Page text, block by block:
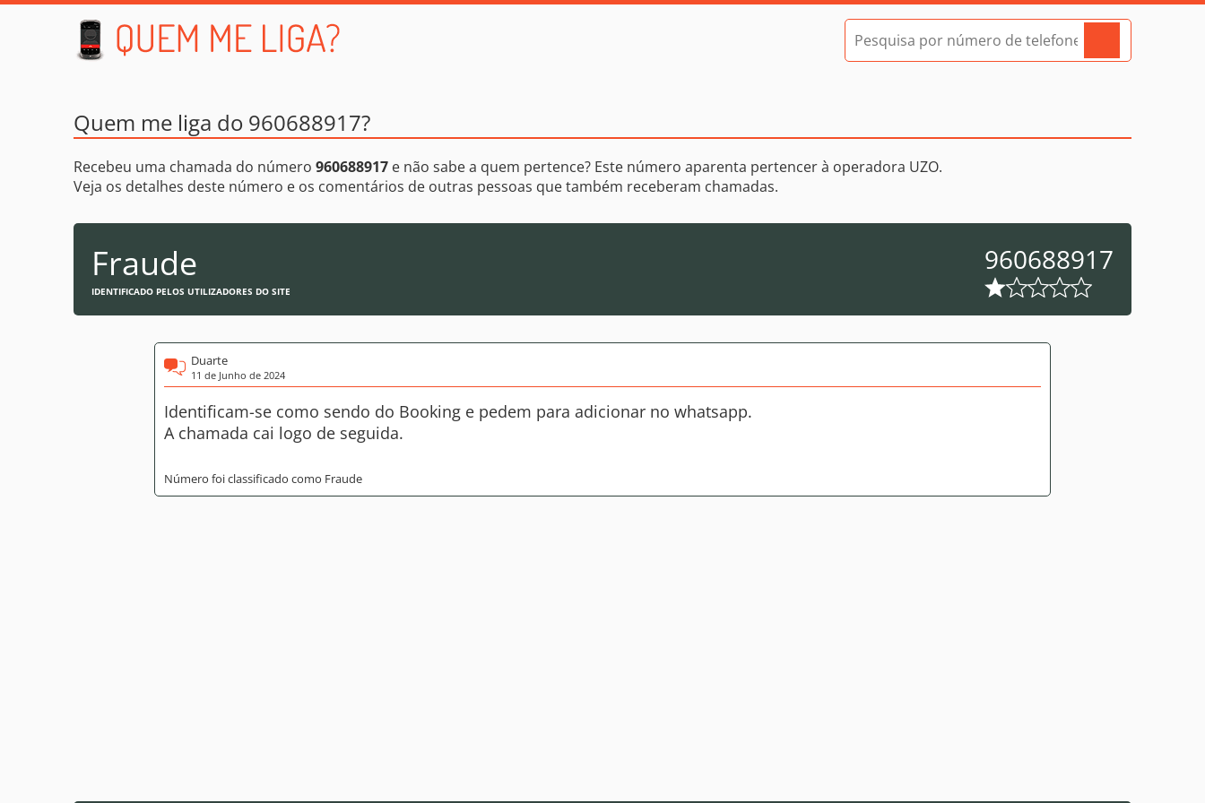
Quem me liga do 960688917?
Recebeu uma chamada do número 960688917 e não sabe a quem pertence? Este número aparenta pertencer à operadora UZO.
Veja os detalhes deste número e os comentários de outras pessoas que também receberam chamadas.
Fraude
IDENTIFICADO PELOS UTILIZADORES DO SITE
960688917
Duarte
11 de Junho de 2024
Identificam-se como sendo do Booking e pedem para adicionar no whatsapp.
A chamada cai logo de seguida.
Número foi classificado como Fraude